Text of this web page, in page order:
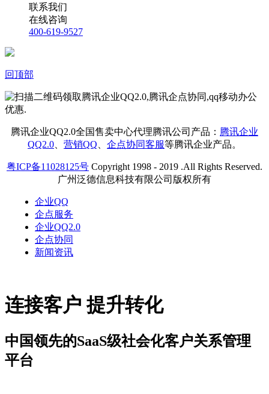
联系我们
在线咨询
400-619-9527
回顶部
腾讯企业QQ2.0全国售卖中心代理腾讯公司产品： 腾讯企业
QQ2.0
营销QQ 企点协同客服等腾讯企业产品。
粤ICP备11028125号 Copyright 1998 - 2019 .All Rights Reserved.
广州泛德信息科技有限公司版权所有
企业QQ
企点服务
企业QQ2.0
企点协同
新闻资讯
连接客户 提升转化
中国领先的SaaS级社会化客户关系管理
平台